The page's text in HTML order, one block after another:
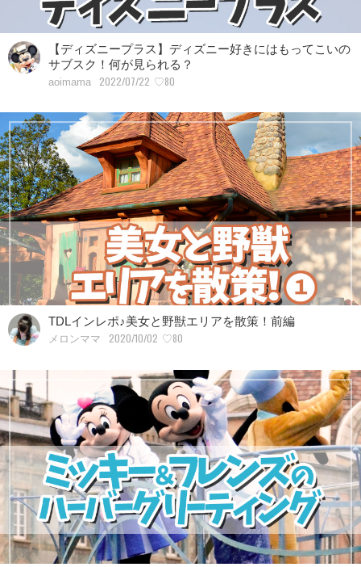
【ディズニープラス】ディズニー好きにはもってこいの
サブスク！何が見られる？
aoimama 2022/07/22 ♡80
TDLインレポ♪美女と野獣エリアを散策！前編
メロンママ 2020/10/02 ♡80